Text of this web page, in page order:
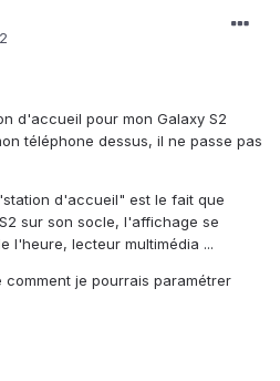
d'accueil pour mon Galaxy S2
téléphone dessus, il ne passe pas
d'accueil" est le fait que
sur son socle, l'affichage se
l'heure, lecteur multimédia ...
je pourrais paramétrer